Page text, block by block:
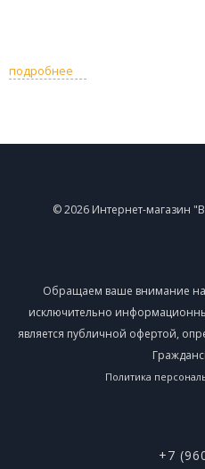
подробнее
© 2026 Интернет-магазин
Обращаем ваше внимание на
исключительно
является публичной офертой,
Политика
+7